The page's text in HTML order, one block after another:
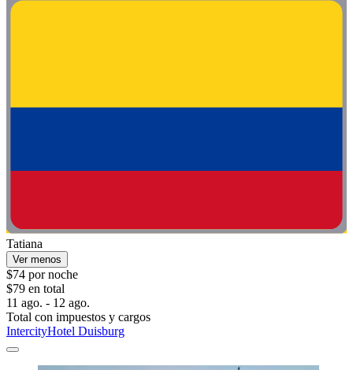
Tatiana
Ver menos
$74 por noche
$79 en total
11 ago. - 12 ago.
Total con impuestos y cargos
IntercityHotel Duisburg